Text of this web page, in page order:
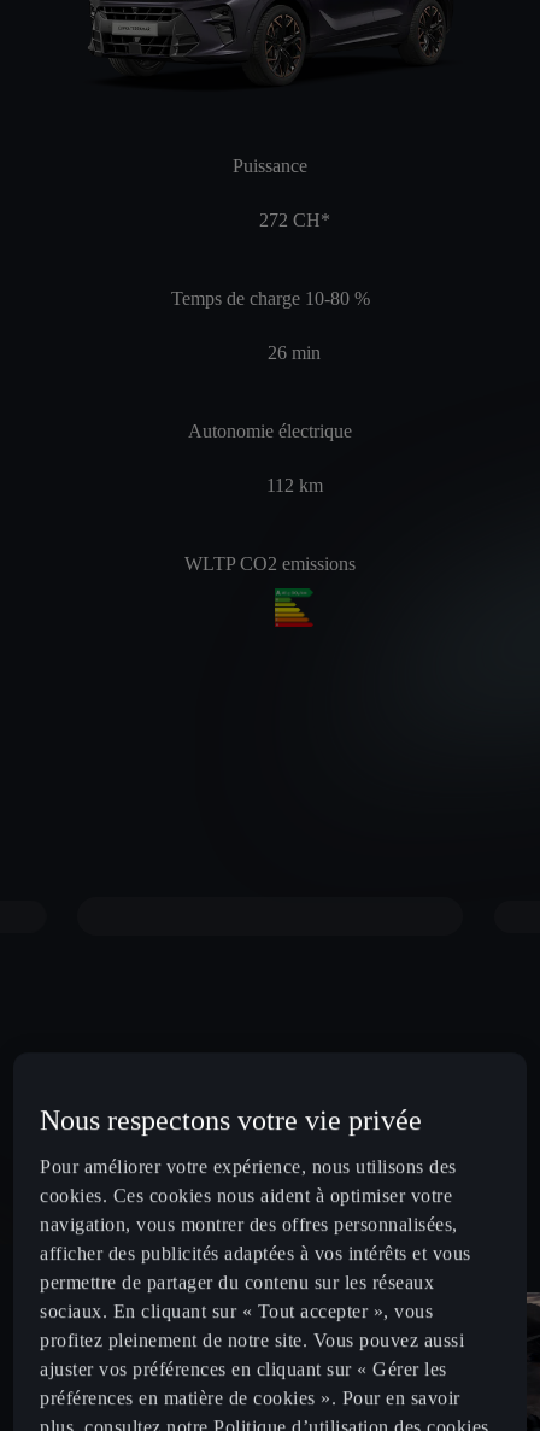
Puissance
272 CH*
Temps de charge 10-80 %
26 min
Autonomie électrique
112 km
WLTP CO2 emissions
Nous respectons votre vie privée
Pour améliorer votre expérience, nous utilisons des
cookies. Ces cookies nous aident à optimiser votre
navigation, vous montrer des offres personnalisées,
afficher des publicités adaptées à vos intérêts et vous
permettre de partager du contenu sur les réseaux
sociaux. En cliquant sur « Tout accepter », vous
profitez pleinement de notre site. Vous pouvez aussi
ajuster vos préférences en cliquant sur « Gérer les
préférences en matière de cookies ». Pour en savoir
plus, consultez notre Politique d’utilisation des cookies.